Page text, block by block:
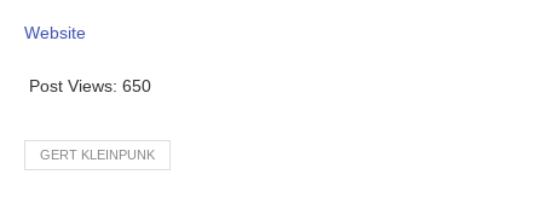
Website
Post Views: 650
GERT KLEINPUNK